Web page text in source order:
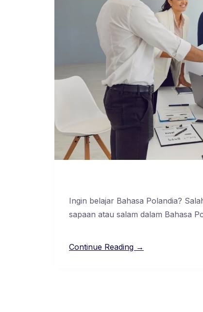
Ingin belajar Bahasa Polandia?
sapaan atau salam dalam Bahasa
Continue Reading →